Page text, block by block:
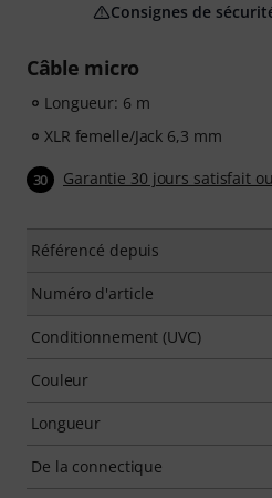
Câble micro
Longueur: 6 m
XLR femelle/Jack 6,3 mm
30 Garantie 30 jours satisfait
Référencé depuis
Numéro d'article
Conditionnement (UVC)
Couleur
Longueur
De la connectique
Consignes de